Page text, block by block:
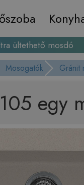
ültethető mosdó
Mosogatók Gránit
egy